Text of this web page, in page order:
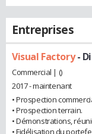
Entreprises
Visual Factory-
Commercial | ()
2017 - maintenant
• Prospection
• Prospection terrain.
• Démonstrations,
• Fidélisation du